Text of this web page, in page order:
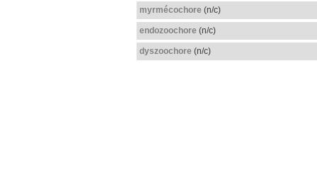
myrmécochore (n/c)
endozoochore (n/c)
dyszoochore (n/c)